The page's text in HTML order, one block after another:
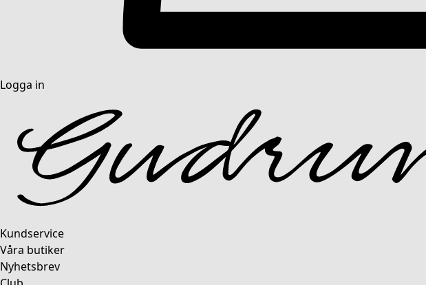
Logga in
Kundservice
Våra butiker
Nyhetsbrev